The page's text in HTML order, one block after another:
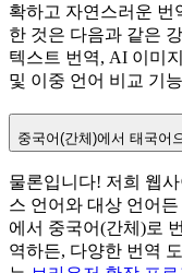
확하고 자연스러운 번
한 것은 다음과 같은
텍스트 번역, AI 이미
및 이중 언어 비교 기
중국어(간체)에서 태국어
물론입니다! 저희 웹
스 언어와 대상 언어
에서 중국어(간체)로
역하든, 다양한 번역